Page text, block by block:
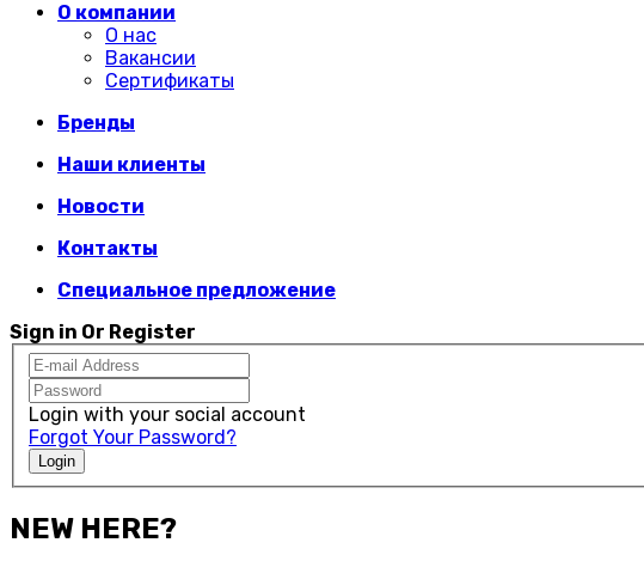
О компании
О нас
Вакансии
Сертификаты
Бренды
Наши клиенты
Новости
Контакты
Специальное предложение
Sign in Or Register
Login with your social account
Forgot Your Password?
Login
NEW HERE?